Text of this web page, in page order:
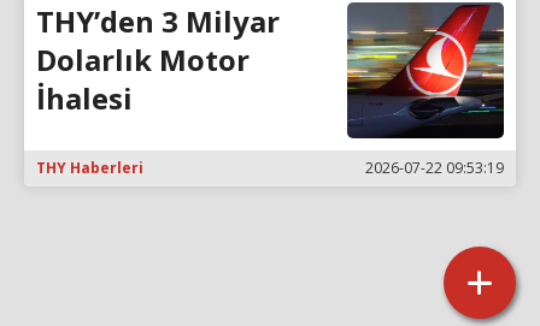
THY’den 3 Milyar
Dolarlık Motor
İhalesi
THY Haberleri 2026-07-22 09:53:19